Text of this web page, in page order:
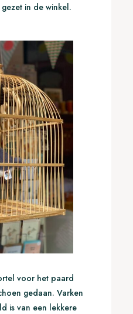
in de winkel.
voor het paard
gedaan. Varken
is van een lekkere